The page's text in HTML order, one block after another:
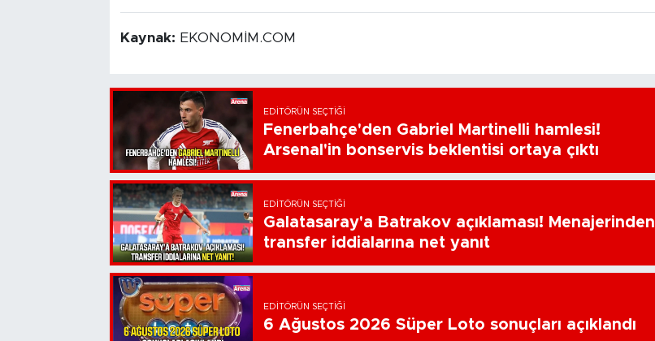
Kaynak: EKONOMİM.COM
EDITÖRÜN SEÇTIĞI
Fenerbahçe'den Gabriel Martinelli hamlesi!
Arsenal'in bonservis beklentisi ortaya çıktı
EDITÖRÜN SEÇTIĞI
Galatasaray'a Batrakov açıklaması! Menajerinden
transfer iddialarına net yanıt
EDITÖRÜN SEÇTIĞI
6 Ağustos 2026 Süper Loto sonuçları açıklandı